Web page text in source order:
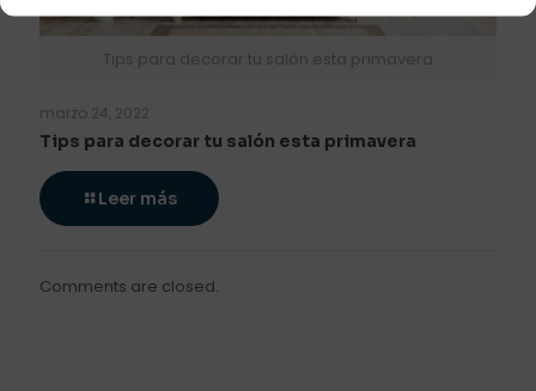
Tips para decorar tu salón esta primavera
marzo 24, 2022
Tips para decorar tu salón esta primavera
Leer más
Comments are closed.